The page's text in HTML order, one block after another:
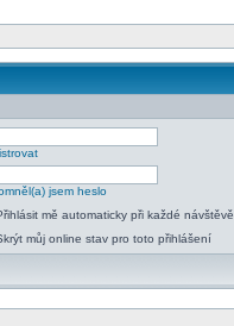
jsem heslo
mě automaticky při každé návštěvě
můj online stav pro toto přihlášení